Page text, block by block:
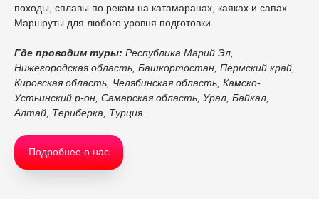
походы, сплавы по рекам на катамаранах, каяках и сапах.
Маршруты для любого уровня подготовки.
Где проводим туры: Республика Марий Эл,
Нижегородская область, Башкортостан, Пермский край,
Кировская область, Челябинская область, Камско-
Устьинский р-он, Самарская область, Урал, Байкал,
Алтай, Териберка, Турция.
Подробнее о нас